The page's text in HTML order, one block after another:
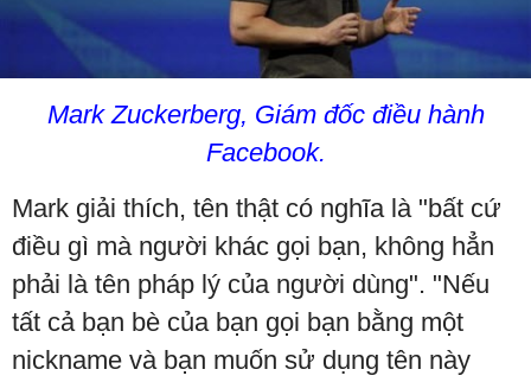
Mark Zuckerberg, Giám đốc điều hành
Facebook.
Mark giải thích, tên thật có nghĩa là "bất cứ
điều gì mà người khác gọi bạn, không hẳn
phải là tên pháp lý của người dùng". "Nếu
tất cả bạn bè của bạn gọi bạn bằng một
nickname và bạn muốn sử dụng tên này